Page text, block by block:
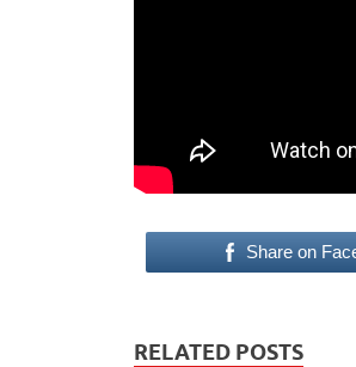
Share on
RELATED POSTS